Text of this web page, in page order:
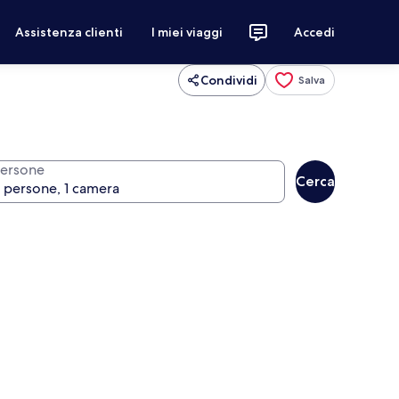
Assistenza clienti I miei viaggi Accedi
Condividi Salva
Cerca